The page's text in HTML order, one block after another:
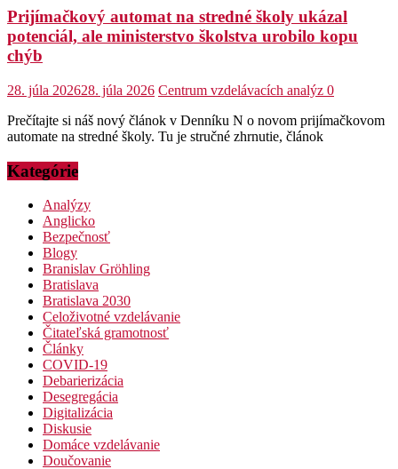
Prijímačkový automat na stredné školy ukázal
potenciál, ale ministerstvo školstva urobilo kopu
chýb
28. júla 202628. júla 2026 Centrum vzdelávacích analýz 0
Prečítajte si náš nový článok v Denníku N o novom prijímačkovom
automate na stredné školy. Tu je stručné zhrnutie, článok
Kategórie
Analýzy
Anglicko
Bezpečnosť
Blogy
Branislav Gröhling
Bratislava
Bratislava 2030
Celoživotné vzdelávanie
Čitateľská gramotnosť
Články
COVID-19
Debarierizácia
Desegregácia
Digitalizácia
Diskusie
Domáce vzdelávanie
Doučovanie